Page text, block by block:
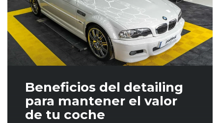
Beneficios del detailing
para mantener el valor
de tu coche